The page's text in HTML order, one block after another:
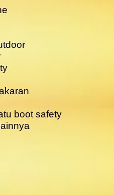
boot safety